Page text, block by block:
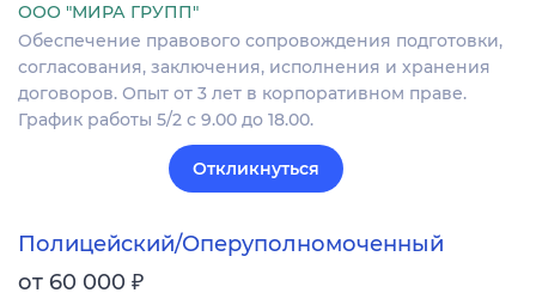
ООО "МИРА ГРУПП"
Обеспечение правового сопровождения подготовки,
согласования, заключения, исполнения и хранения
договоров. Опыт от 3 лет в корпоративном праве.
График работы 5/2 с 9.00 до 18.00.
Откликнуться
Полицейский/Оперуполномоченный
от 60 000 ₽